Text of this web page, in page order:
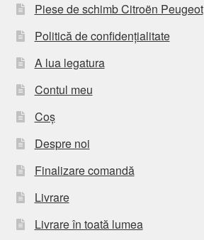
Piese de schimb Citroën Peugeot
Politică de confidențialitate
A lua legatura
Contul meu
Coș
Despre noi
Finalizare comandă
Livrare
Livrare în toată lumea